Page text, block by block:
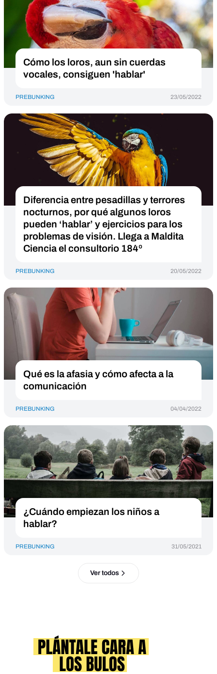
Cómo los loros, aun sin cuerdas
vocales, consiguen 'hablar'
PREBUNKING 23/05/2022
Diferencia entre pesadillas y terrores
nocturnos, por qué algunos loros
pueden ‘hablar’ y ejercicios para los
problemas de visión. Llega a Maldita
Ciencia el consultorio 184º
PREBUNKING 20/05/2022
Qué es la afasia y cómo afecta a la
comunicación
PREBUNKING 04/04/2022
¿Cuándo empiezan los niños a
hablar?
PREBUNKING 31/05/2021
Ver todos